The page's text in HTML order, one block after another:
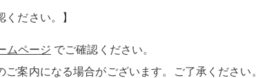
ください。】
ムページ でご確認ください。
案内になる場合がございます。ご了承ください。